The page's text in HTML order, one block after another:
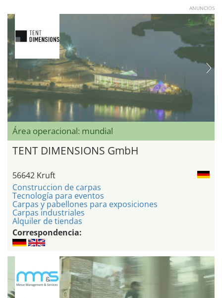
ANUNCIOS
Área operacional: mundial
TENT DIMENSIONS GmbH
56642 Kruft
Construccion de carpas
Tecnología para eventos
Carpas y pabellones para exposiciones
Carpas industriales
Alquiler de tiendas
Correspondencia: